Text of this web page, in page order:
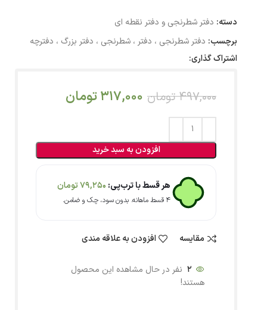
دسته: دفتر شطرنجی و دفتر نقطه ای
برچسب: دفتر شطرنجی ، دفتر ، شطرنجی ، دفتر بزرگ ، دفترچه
اشتراک گذاری:
497,000 تومان 317,000تومان
افزودن به سبد خرید
هر قسط با ترب‌پی: 79,250تومان
۴ قسط ماهانه. بدون سود، چک و ضامن.
مقایسه افزودن به علاقه مندی
2 نفر در حال مشاهده این محصول
هستند!